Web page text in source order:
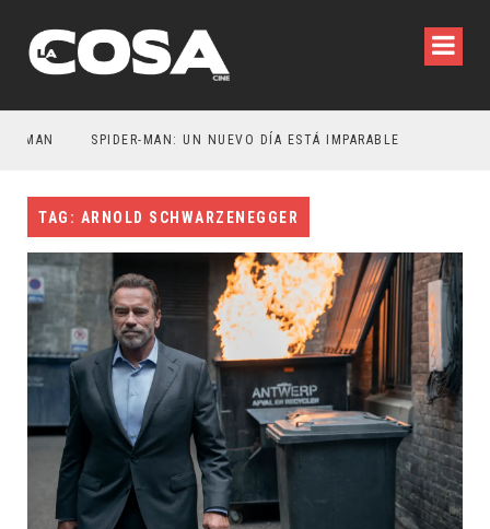
SPIDER-MAN: UN NUEVO DÍA ESTÁ IMPARABLE
TAG: ARNOLD SCHWARZENEGGER